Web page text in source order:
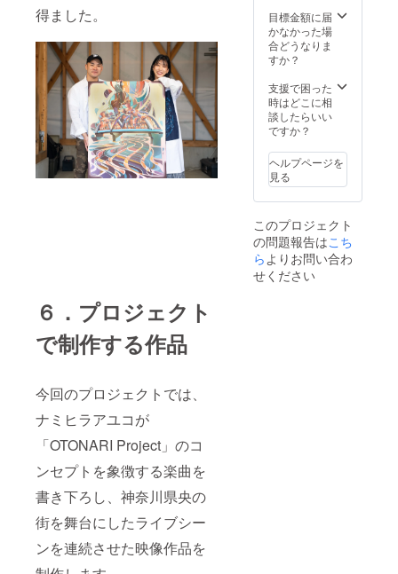
得ました。
６．プロジェクト
で制作する作品
今回のプロジェクトでは、
ナミヒラアユコが
「OTONARI Project」のコ
ンセプトを象徴する楽曲を
書き下ろし、神奈川県央の
街を舞台にしたライブシー
ンを連続させた映像作品を
などで
詳しい
ヒアリ
いただ
きます
※撮影地
までの
離に
は別
途、交
通費を
頂だい
する場
合がご
ざいま
きます
※楽曲の
著作権
ユコに
帰属し
ます ※
商用利
しまし
相談く
ださい
・オリ
ジナル
ロゴ制
作 ※ご
支援の
目標金額に届
かなかった場
合どうなりま
すか？
支援で困った
時はどこに相
談したらいい
ですか？
ヘルプページを
見る
このプロジェクト
の問題報告はこち
ら よりお問い合わ
せください